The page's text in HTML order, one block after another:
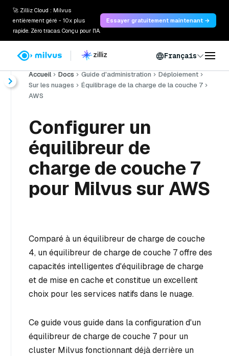
🚀 Zilliz Cloud : Milvus
entièrement géré - 10x plus
rapide. Zéro tracas. Conçu pour l'IA.
Essayer gratuitement maintenant →
Français
Accueil Docs Guide d'administration
Déploiement
Sur les nuages
Équilibrage de la charge de la couche 7
AWS
Configurer un
équilibreur de
charge de couche 7
pour Milvus sur AWS
Comparé à un équilibreur de charge de couche
4, un équilibreur de charge de couche 7 offre des
capacités intelligentes d'équilibrage de charge
et de mise en cache et constitue un excellent
choix pour les services natifs dans le nuage.
Ce guide vous guide dans la configuration d'un
équilibreur de charge de couche 7 pour un
cluster Milvus fonctionnant déjà derrière un